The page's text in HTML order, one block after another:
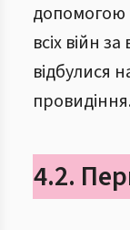
допомогою
всіх війн
відбулися
4.2.